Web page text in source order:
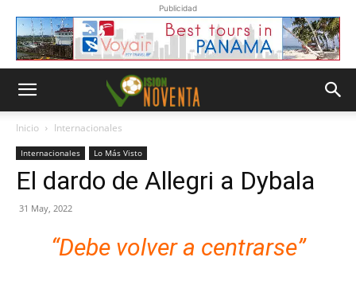
Publicidad
Inicio Internacionales
Internacionales Lo Más Visto
El dardo de Allegri a Dybala
31 May, 2022
“Debe volver a centrarse”